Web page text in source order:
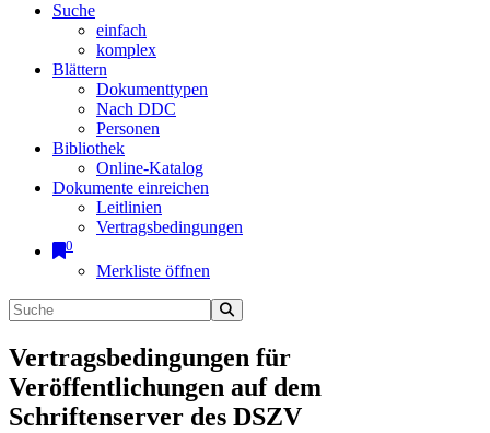
Suche
einfach
komplex
Blättern
Dokumenttypen
Nach DDC
Personen
Bibliothek
Online-Katalog
Dokumente einreichen
Leitlinien
Vertragsbedingungen
0
Merkliste öffnen
Vertragsbedingungen für
Veröffentlichungen auf dem
Schriftenserver des DSZV